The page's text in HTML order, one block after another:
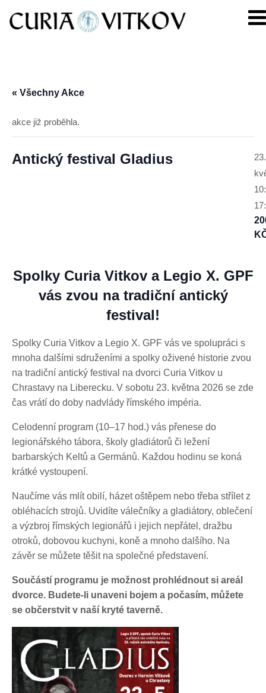
« Všechny Akce
akce již proběhla.
Antický festival Gladius
23.
Spolky Curia Vitkov a Legio X. GPF
vás zvou na tradiční antický
festival!
Spolky Curia Vitkov a Legio X. GPF vás ve spolupráci s
mnoha dalšími sdruženími a spolky oživené historie zvou
na tradiční antický festival na dvorci Curia Vitkov u
Chrastavy na Liberecku. V sobotu 23. května 2026 se zde
čas vrátí do doby nadvlády římského impéria.
Celodenní program (10–17 hod.) vás přenese do
legionářského tábora, školy gladiátorů či ležení
barbarských Keltů a Germánů. Každou hodinu se koná
krátké vystoupení.
Naučíme vás mlít obilí, házet oštěpem nebo třeba střílet z
obléhacích strojů. Uvidíte válečníky a gladiátory, oblečení
a výzbroj římských legionářů i jejich nepřátel, dražbu
otroků, dobovou kuchyni, koně a mnoho dalšího. Na
závěr se můžete těšit na společné představení.
Součástí programu je možnost prohlédnout si areál
dvorce. Budete-li unaveni bojem a počasím, můžete
se občerstvit v naší kryté taverně.